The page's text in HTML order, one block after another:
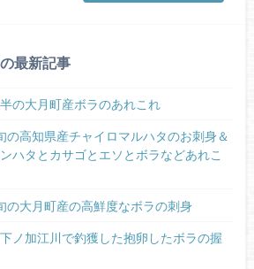
の最新記事
の大月町産ボラのあれこれ
の高知県産チャイロマルハタのお刺身＆
ハタとカサゴとエソとボラなどあれこ
の大月町産の高鮮度なボラの刺身
ノ加江川で釣獲した抱卵したボラの握